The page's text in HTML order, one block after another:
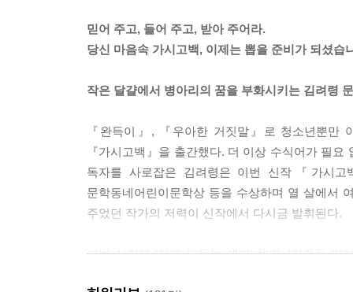
믿어 주고, 들어 주고, 받아 주어라.
당신 마음속 가시고백, 이제는 뽑을 준비가 되셨습
작은 달걀에서 병아리의 꿈을 부화시키는 김려령
『완득이』, 『우아한 거짓말』로 청소년뿐만
『가시고백』을 출간했다. 더 이상 수식어가 필
독자를 사로잡은 김려령은 이번 신작『가시
문학동네어린이문학상 등을 수상하며 열 살에서
주었던 작가의 저력이 신작에서 다시금 발휘된다.
이번 신작은 ‘천재 도둑놈 쉐끼’ 해일, ‘저것들 미